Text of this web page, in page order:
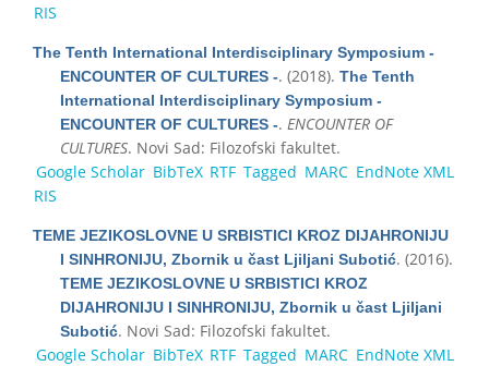
RIS
The Tenth International Interdisciplinary Symposium -
ENCOUNTER OF CULTURES -. (2018). The Tenth
International Interdisciplinary Symposium -
ENCOUNTER OF CULTURES -. ENCOUNTER OF
CULTURES. Novi Sad: Filozofski fakultet.
Google Scholar BibTeX RTF Tagged MARC EndNote XML
RIS
TEME JEZIKOSLOVNE U SRBISTICI KROZ DIJAHRONIJU
I SINHRONIJU, Zbornik u čast Ljiljani Subotić. (2016).
TEME JEZIKOSLOVNE U SRBISTICI KROZ
DIJAHRONIJU I SINHRONIJU, Zbornik u čast Ljiljani
Subotić. Novi Sad: Filozofski fakultet.
Google Scholar BibTeX RTF Tagged MARC EndNote XML